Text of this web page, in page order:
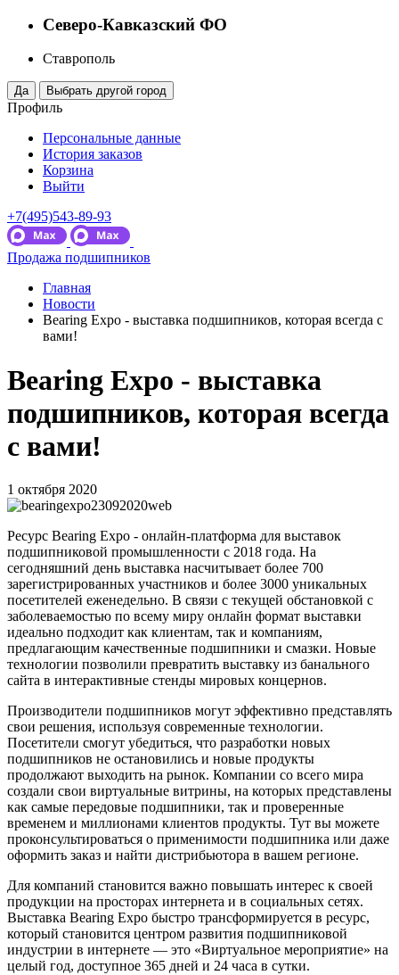
Северо-Кавказский ФО
Ставрополь
Профиль
Персональные данные
История заказов
Корзина
Выйти
+7(495)543-89-93
Продажа подшипников
Главная
Новости
Bearing Expo - выставка подшипников, которая всегда с
вами!
Bearing Expo - выставка
подшипников, которая всегда
с вами!
1 октября 2020
Ресурс Bearing Expo - онлайн-платформа для выставок
подшипниковой промышленности с 2018 года. На
сегодняшний день выставка насчитывает более 700
зарегистрированных участников и более 3000 уникальных
посетителей еженедельно. В связи с текущей обстановкой с
заболеваемостью по всему миру онлайн формат выставки
идеально подходит как клиентам, так и компаниям,
предлагающим качественные подшипники и смазки. Новые
технологии позволили превратить выставку из банального
сайта в интерактивные стенды мировых концернов.
Производители подшипников могут эффективно представлять
свои решения, используя современные технологии.
Посетители смогут убедиться, что разработки новых
подшипников не остановились и новые продукты
продолжают выходить на рынок. Компании со всего мира
создали свои виртуальные витрины, на которых представлены
как самые передовые подшипники, так и проверенные
временем и миллионами клиентов продукты. Тут вы можете
проконсультироваться о применимости подшипника или даже
оформить заказ и найти дистрибьютора в вашем регионе.
Для компаний становится важно повышать интерес к своей
продукции на просторах интернета и в социальных сетях.
Выставка Bearing Expo быстро трансформируется в ресурс,
который становится центром развития подшипниковой
индустрии в интернете — это «Виртуальное мероприятие» на
целый год, доступное 365 дней и 24 часа в сутки.